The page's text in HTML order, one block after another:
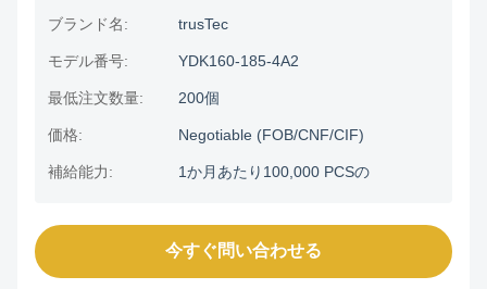
ブランド名: trusTec
モデル番号: YDK160-185-4A2
最低注文数量: 200個
価格: Negotiable (FOB/CNF/CIF)
補給能力: 1か月あたり100,000 PCSの
今すぐ問い合わせる